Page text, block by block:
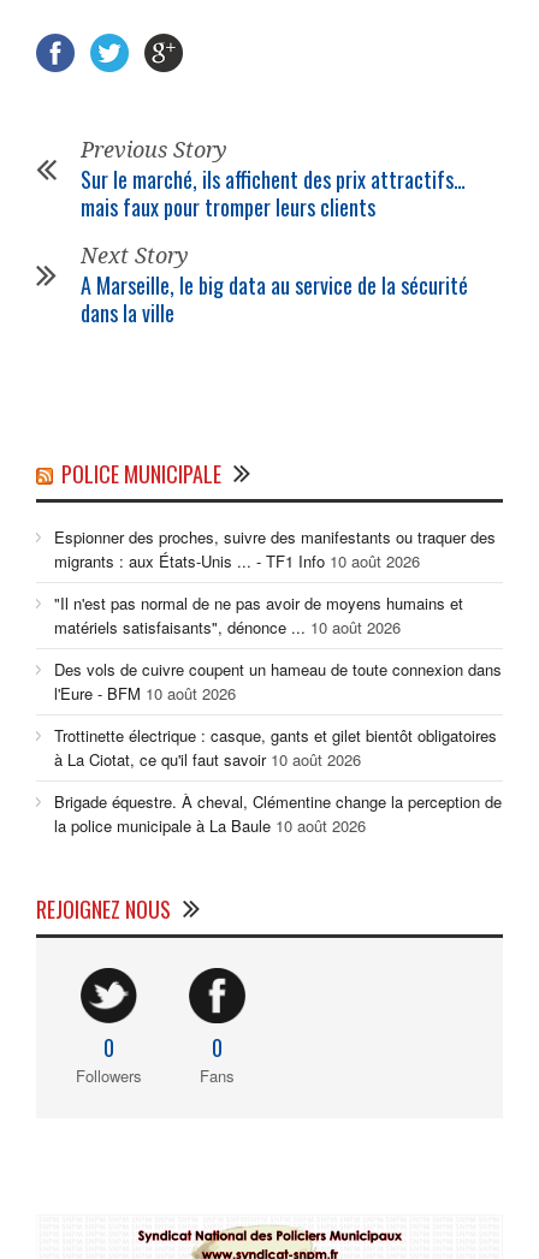
Previous Story
Sur le marché, ils affichent des prix attractifs…
mais faux pour tromper leurs clients
Next Story
A Marseille, le big data au service de la sécurité
dans la ville
POLICE MUNICIPALE
Espionner des proches, suivre des manifestants ou traquer des
migrants : aux États-Unis ... - TF1 Info 10 août 2026
"Il n'est pas normal de ne pas avoir de moyens humains et
matériels satisfaisants", dénonce ... 10 août 2026
Des vols de cuivre coupent un hameau de toute connexion dans
l'Eure - BFM 10 août 2026
Trottinette électrique : casque, gants et gilet bientôt obligatoires
à La Ciotat, ce qu'il faut savoir 10 août 2026
Brigade équestre. À cheval, Clémentine change la perception de
la police municipale à La Baule 10 août 2026
REJOIGNEZ NOUS
0
Followers
0
Fans